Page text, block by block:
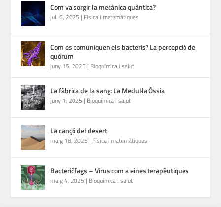
Com va sorgir la mecànica quàntica?
jul. 6, 2025 | Física i matemàtiques
Com es comuniquen els bacteris? La percepció de
quòrum
juny 15, 2025 | Bioquímica i salut
La fàbrica de la sang: La Medul·la Òssia
juny 1, 2025 | Bioquímica i salut
La cançó del desert
maig 18, 2025 | Física i matemàtiques
Bacteriòfags – Virus com a eines terapèutiques
maig 4, 2025 | Bioquímica i salut